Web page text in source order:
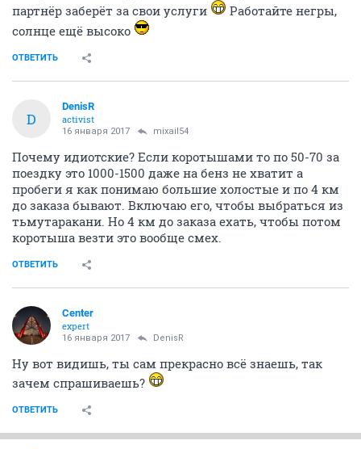
партнёр заберёт за свои услуги
Работайте негры,
солнце ещё высоко
ОТВЕТИТЬ
D
DenisR
activist
16 января 2017 mixail54
Почему идиотские? Если коротышами то по 50-70 за
поездку это 1000-1500 даже на бенз не хватит а
пробеги я как понимаю большие холостые и по 4 км
до заказа бывают. Включаю его, чтобы выбраться из
тьмутаракани. Но 4 км до заказа ехать, чтобы потом
коротыша везти это вообще смех.
ОТВЕТИТЬ
Center
expert
16 января 2017 DenisR
Ну вот видишь, ты сам прекрасно всё знаешь, так
зачем спрашиваешь?
ОТВЕТИТЬ